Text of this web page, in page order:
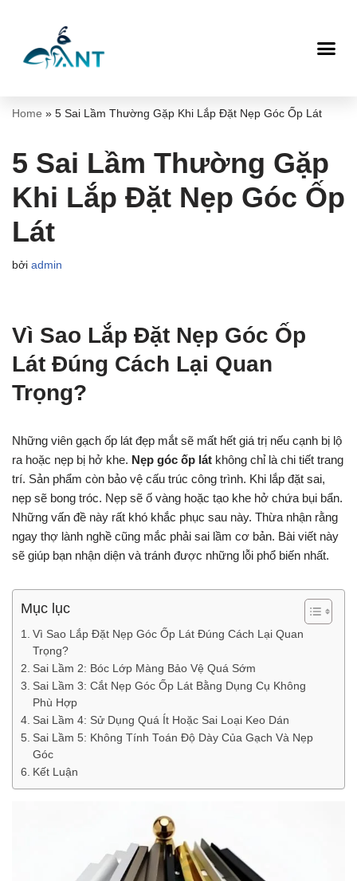
tới
Home » 5 Sai Lầm Thường Gặp Khi Lắp Đặt Nẹp Góc Ốp Lát
5 Sai Lầm Thường Gặp
Khi Lắp Đặt Nẹp Góc Ốp
Lát
bởi admin
Vì Sao Lắp Đặt Nẹp Góc Ốp
Lát Đúng Cách Lại Quan
Trọng?
Những viên gạch ốp lát đẹp mắt sẽ mất hết giá trị nếu cạnh bị lộ
ra hoặc nẹp bị hở khe. Nẹp góc ốp lát không chỉ là chi tiết trang
trí. Sản phẩm còn bảo vệ cấu trúc công trình. Khi lắp đặt sai,
nẹp sẽ bong tróc. Nẹp sẽ ố vàng hoặc tạo khe hở chứa bụi bẩn.
Những vấn đề này rất khó khắc phục sau này. Thừa nhận rằng
ngay thợ lành nghề cũng mắc phải sai lầm cơ bản. Bài viết này
sẽ giúp bạn nhận diện và tránh được những lỗi phổ biến nhất.
Mục lục
Vì Sao Lắp Đặt Nẹp Góc Ốp Lát Đúng Cách Lại Quan
Trọng?
Sai Lầm 2: Bóc Lớp Màng Bảo Vệ Quá Sớm
Sai Lầm 3: Cắt Nẹp Góc Ốp Lát Bằng Dụng Cụ Không
Phù Hợp
Sai Lầm 4: Sử Dụng Quá Ít Hoặc Sai Loại Keo Dán
Sai Lầm 5: Không Tính Toán Độ Dày Của Gạch Và Nẹp
Góc
Kết Luận